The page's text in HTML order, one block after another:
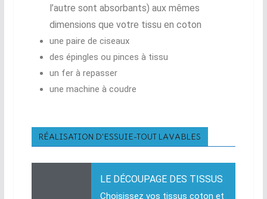
l’autre sont absorbants) aux mêmes
dimensions que votre tissu en coton
une paire de ciseaux
des épingles ou pinces à tissu
un fer à repasser
une machine à coudre
RÉALISATION D'ESSUIE-TOUT LAVABLES
LE DÉCOUPAGE DES TISSUS
Choisissez vos tissus coton et